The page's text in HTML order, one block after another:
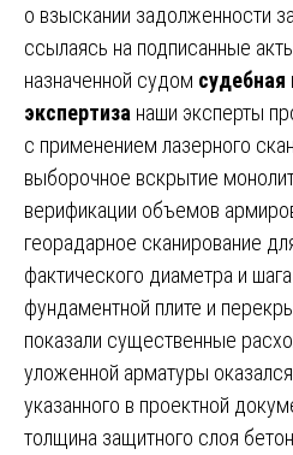
о взыскании задолженности
ссылаясь на подписанные
назначенной судом
экспертиза наши эксперты
с применением лазерного
выборочное вскрытие
верификации объемов
георадарное сканирование
фактического диаметра и
фундаментной плите и
показали существенные
уложенной арматуры
указанного в проектной
толщина защитного слоя